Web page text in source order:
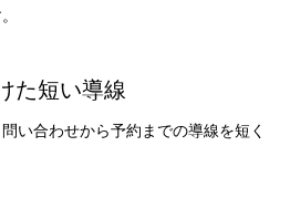
た短い導線
い合わせから予約までの導線を短く